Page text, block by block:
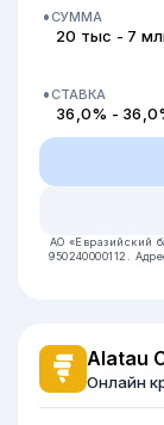
СУММА
20 тыс - 7
СТАВКА
36,0% -
АО «Евразийский
950240000112.
Alatau
Онлайн